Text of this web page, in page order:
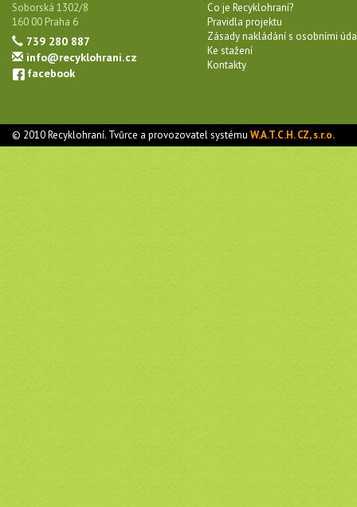
Soborská 1302/8
160 00 Praha 6
739 280 887
info@recyklohrani.cz
facebook
Co je Recyklohraní?
Pravidla projektu
Zásady nakládání s osobními
Ke stažení
Kontakty
© 2010 Recyklohraní. Tvůrce a provozovatel systémuW.A.T.C.H. CZ, s.r.o.